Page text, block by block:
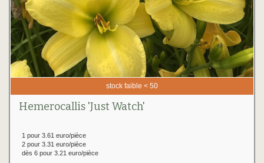
stock faible < 50
Hemerocallis 'Just Watch'
1 pour 3.61 euro/pièce
2 pour 3.31 euro/pièce
dès 6 pour 3.21 euro/pièce